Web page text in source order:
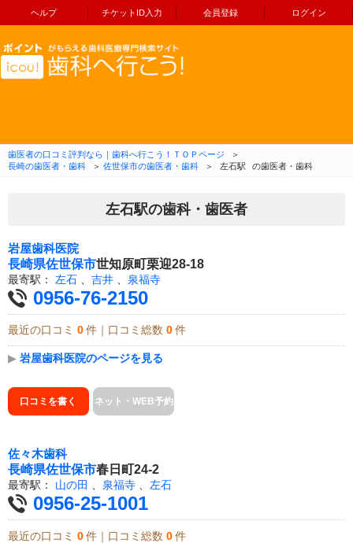
ヘルプ チケットID入力 会員登録 ログイン
コンテンツへ移動
歯医者の口コミ評判なら｜歯科へ行こう！ＴＯＰページ
＞
長崎の歯医者・歯科
＞ 佐世保市の歯医者・歯科 ＞ 左石駅 の歯医者・歯科
左石駅の歯科・歯医者
岩屋歯科医院
長崎県佐世保市世知原町栗迎28-18
最寄駅： 左石 吉井 泉福寺
0956-76-2150
最近の口コミ 0 件｜口コミ総数 0 件
▶ 岩屋歯科医院のページを見る
口コミを書く ネット・WEB予約
佐々木歯科
長崎県佐世保市春日町24-2
最寄駅： 山の田 、 泉福寺 、 左石
0956-25-1001
最近の口コミ 0 件｜口コミ総数 0 件